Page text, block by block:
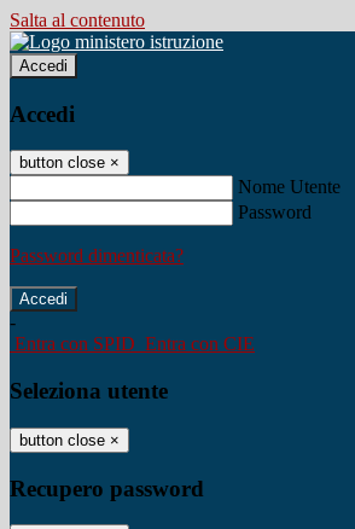
Salta al contenuto
Accedi
Accedi
button close ×
Nome Utente
Password
Password dimenticata?
-
Entra con SPID Entra con CIE
Seleziona utente
button close ×
Recupero password